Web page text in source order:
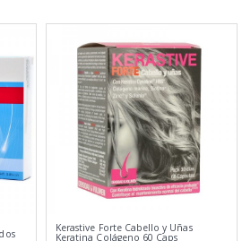
Kerastive Forte Cabello y Uñas
Keratina Colágeno 60 Caps